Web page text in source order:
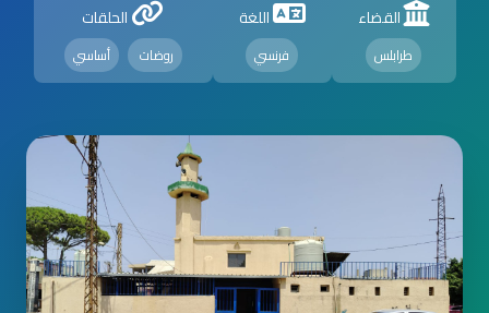
القضاء
طرابلس
اللغة
فرنسي
الحلقات
روضات أساسي